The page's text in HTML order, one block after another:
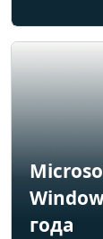
года